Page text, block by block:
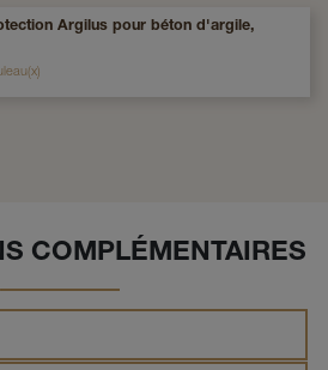
Argilus pour béton d'argile,
COMPLÉMENTAIRES